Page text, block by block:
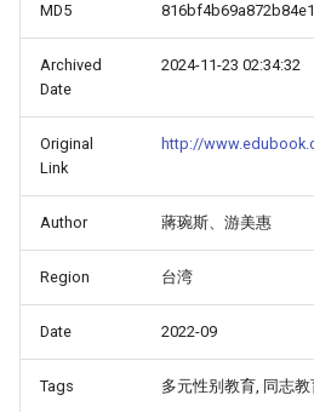
MD5
Archived
Date
2024-11-23 02:34:32
Original
Link
http://
Author 蔣琬斯、游美惠
Region 台湾
Date 2022-09
Tags 多元性别教育, 同志